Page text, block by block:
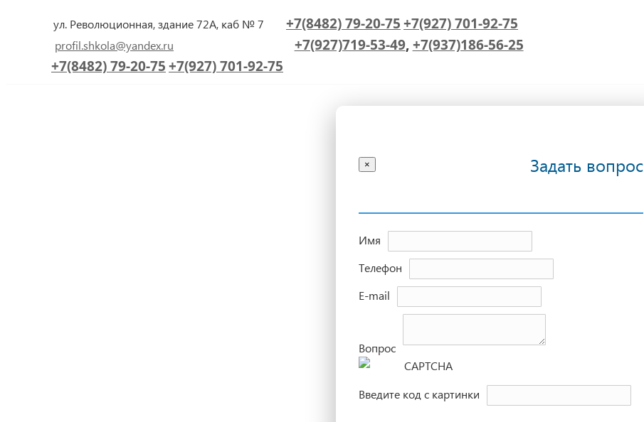
ул. Революционная, здание 72А, каб № 7 +7(8482) 79-20-75+7(927) 701-92-75
profil.shkola@yandex.ru +7(927)719-53-49,+7(937)186-56-25
+7(8482) 79-20-75+7(927) 701-92-75
× Задать вопрос
Имя
Телефон
E-mail
Вопрос
Введите код с картинки